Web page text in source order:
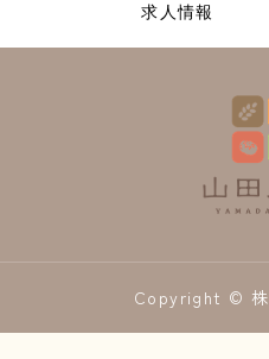
求人情報
Copyright © 株